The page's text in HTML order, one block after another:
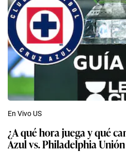
En Vivo US
¿A qué hora juega y qué
Azul vs. Philadelphia